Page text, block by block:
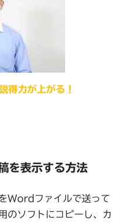
得力が上がる！
を表示する方法
Wordファイルで送って
のソフトにコピーし、カ